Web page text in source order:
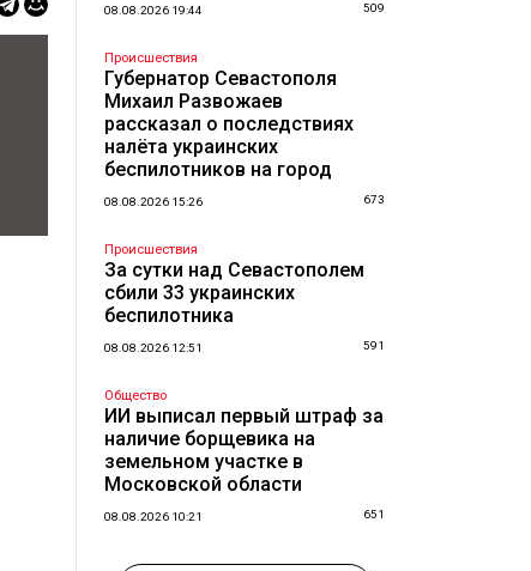
08.08.2026 19:44 509
Происшествия
Губернатор Севастополя
Михаил Развожаев
рассказал о последствиях
налёта украинских
беспилотников на город
08.08.2026 15:26 673
Происшествия
За сутки над Севастополем
сбили 33 украинских
беспилотника
08.08.2026 12:51 591
Общество
ИИ выписал первый штраф за
наличие борщевика на
земельном участке в
Московской области
08.08.2026 10:21 651